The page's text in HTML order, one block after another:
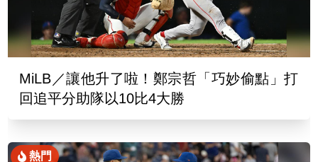
MiLB／讓他升了啦！鄭宗哲「巧妙偷點」打
回追平分助隊以10比4大勝
熱門